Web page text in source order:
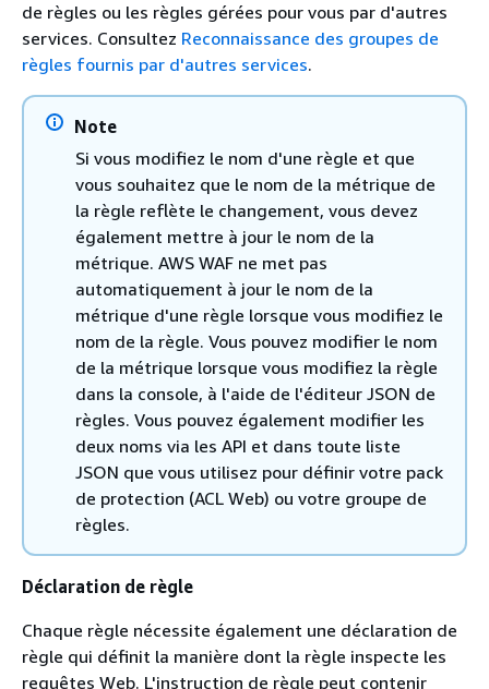
de règles ou les règles gérées pour vous par d'autres
services. Consultez Reconnaissance des groupes de
règles fournis par d'autres services.
Note
Si vous modifiez le nom d'une règle et que
vous souhaitez que le nom de la métrique de
la règle reflète le changement, vous devez
également mettre à jour le nom de la
métrique. AWS WAF ne met pas
automatiquement à jour le nom de la
métrique d'une règle lorsque vous modifiez le
nom de la règle. Vous pouvez modifier le nom
de la métrique lorsque vous modifiez la règle
dans la console, à l'aide de l'éditeur JSON de
règles. Vous pouvez également modifier les
deux noms via les API et dans toute liste
JSON que vous utilisez pour définir votre pack
de protection (ACL Web) ou votre groupe de
règles.
Déclaration de règle
Chaque règle nécessite également une déclaration de
règle qui définit la manière dont la règle inspecte les
requêtes Web. L'instruction de règle peut contenir